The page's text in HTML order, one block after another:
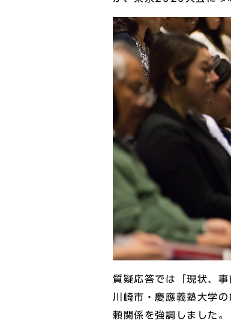
質疑応答では「現状、
川崎市・慶應義塾大学
頼関係を強調しました。